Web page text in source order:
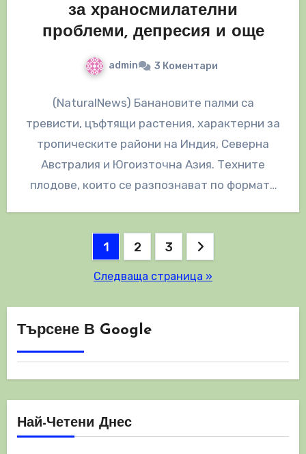
за храносмилателни
проблеми, депресия и още
admin 3 Коментари
(NaturalNews) Банановите палми са
тревисти, цъфтящи растения, характерни за
тропическите райони на Индия, Северна
Австралия и Югоизточна Азия. Техните
плодове, които се разпознават по формата
Разделяне
публикациите
на
страници
1 2 3
Следваща страница »
Търсене В Google
Най-Четени Днес